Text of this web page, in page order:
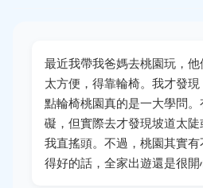
最近我帶我爸媽去桃園玩，
太方便，得靠輪椅。我才發
點輪椅桃園真的是一大學問
礙，但實際去才發現坡道太
我直搖頭。不過，桃園其實
得好的話，全家出遊還是很開